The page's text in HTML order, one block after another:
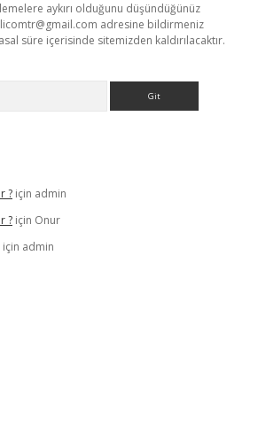
aykırı olduğunu düşündüğünüz
adresine bildirmeniz
süre içerisinde sitemizden kaldırılacaktır.
? için admin
? için Onur
için admin